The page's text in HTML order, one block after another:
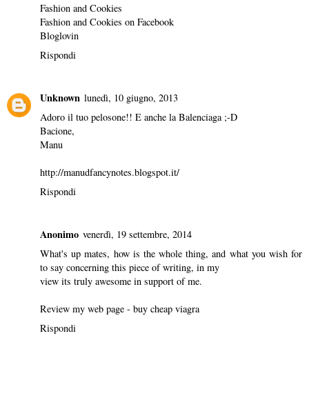
Fashion and Cookies
Fashion and Cookies on Facebook
Bloglovin
Rispondi
Unknown lunedì, 10 giugno, 2013
Adoro il tuo pelosone!! E anche la Balenciaga ;-D
Bacione,
Manu
http://manudfancynotes.blogspot.it/
Rispondi
Anonimo venerdì, 19 settembre, 2014
What's up mates, how is the whole thing, and what you wish for
to say concerning this piece of writing, in my
view its truly awesome in support of me.
Review my web page - buy cheap viagra
Rispondi